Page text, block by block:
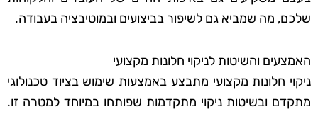
שלכם, מה שמביא גם לשיפור בביצועים ובמוטיבציה בעבודה.
האמצעים והשיטות לניקוי חלונות מקצועי
ניקוי חלונות מקצועי מתבצע באמצעות שימוש בציוד טכנולוגי
מתקדם ובשיטות ניקוי מתקדמות שפותחו במיוחד למטרה זו.